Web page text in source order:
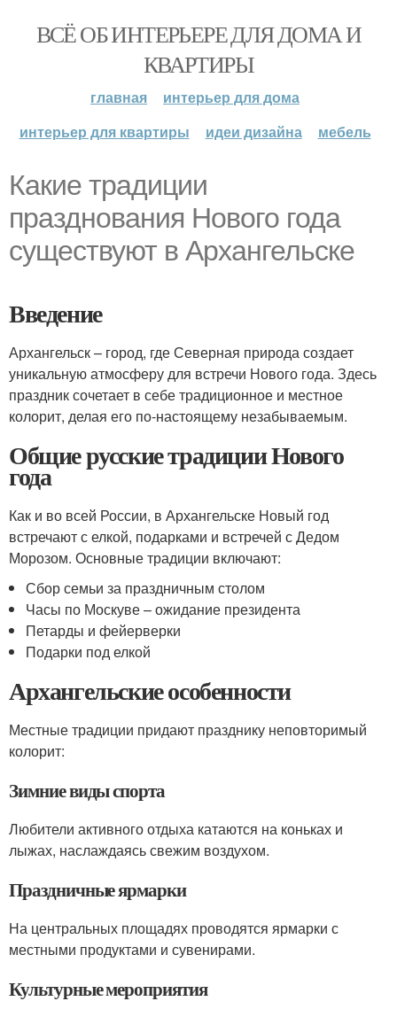
ВСЁ ОБ ИНТЕРЬЕРЕ ДЛЯ ДОМА И
КВАРТИРЫ
главная
интерьер для дома
интерьер для квартиры
идеи дизайна мебель
Какие традиции
празднования Нового года
существуют в Архангельске
Введение
Архангельск – город, где Северная природа создает
уникальную атмосферу для встречи Нового года. Здесь
праздник сочетает в себе традиционное и местное
колорит, делая его по-настоящему незабываемым.
Общие русские традиции Нового
года
Как и во всей России, в Архангельске Новый год
встречают с елкой, подарками и встречей с Дедом
Морозом. Основные традиции включают:
Сбор семьи за праздничным столом
Часы по Москуве – ожидание президента
Петарды и фейерверки
Подарки под елкой
Архангельские особенности
Местные традиции придают празднику неповторимый
колорит:
Зимние виды спорта
Любители активного отдыха катаются на коньках и
лыжах, наслаждаясь свежим воздухом.
Праздничные ярмарки
На центральных площадях проводятся ярмарки с
местными продуктами и сувенирами.
Культурные мероприятия